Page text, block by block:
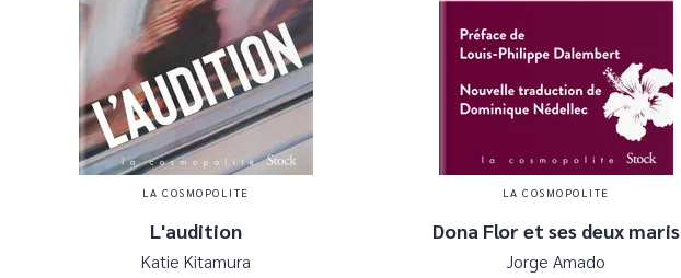
LA COSMOPOLITE
L'audition
Katie Kitamura
LA COSMOPOLITE
Dona Flor et ses deux maris
Jorge Amado